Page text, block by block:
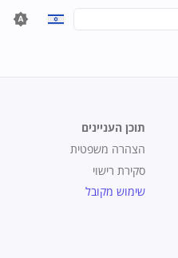
עִברִית
תוכן העניינים
הצהרה משפטית
סקירת רישוי
שימוש מקובל